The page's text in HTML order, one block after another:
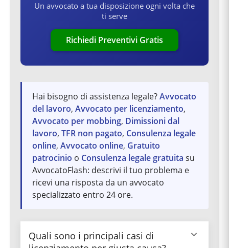
Un avvocato a tua disposizione ogni volta che
ti serve
Richiedi Preventivi Gratis
Hai bisogno di assistenza legale?Avvocato
del lavoro, Avvocato per licenziamento,
Avvocato per mobbing, Dimissioni dal
lavoro, TFR non pagato, Consulenza legale
online, Avvocato online, Gratuito
patrocinio o Consulenza legale gratuita su
AvvocatoFlash: descrivi il tuo problema e
ricevi una risposta da un avvocato
specializzato entro 24 ore.
Quali sono i principali casi di